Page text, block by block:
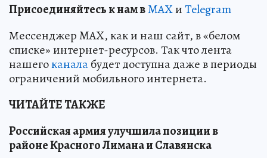
Присоединяйтесь к нам вMAXиTelegram
Мессенджер MAX, как и наш сайт, в «белом
списке» интернет-ресурсов. Так что лента
нашегоканалабудет доступна даже в периоды
ограничений мобильного интернета.
ЧИТАЙТЕ ТАКЖЕ
Российская армия улучшила позиции в
районе Красного Лимана и Славянска